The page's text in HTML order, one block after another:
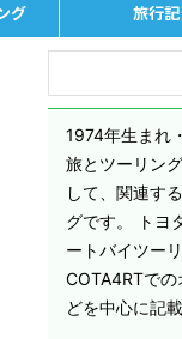
グ 旅行記
1974年生まれ
旅とツーリン
して、関連す
グです。 トヨ
ートバイツー
COTA4RTで
どを中心に記